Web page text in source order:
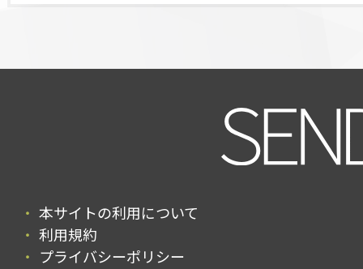
本サイトの利用について
利用規約
プライバシーポリシー